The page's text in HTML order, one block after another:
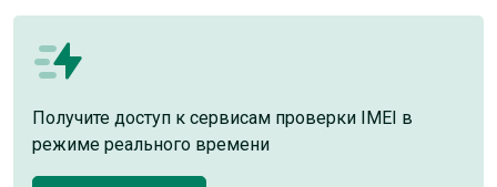
Получите доступ к сервисам проверки IMEI в
режиме реального времени